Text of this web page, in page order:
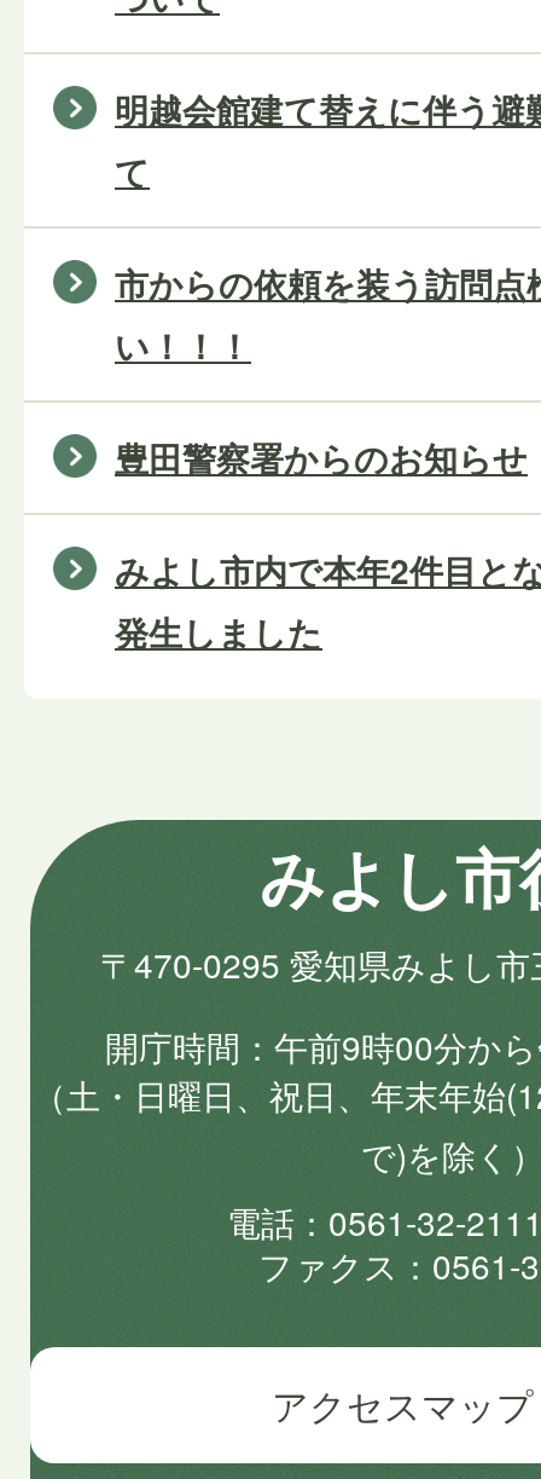
明越会館建て替えに伴う
て
市からの依頼を装う訪問
い！！！
豊田警察署からのお知らせ
みよし市内で本年2件目と
発生しました
みよし市
〒470-0295 愛知県みよし
開庁時間
午前9時00分か
（土・日曜日、祝日、年末年始
で)を除く
電話
0561-32-
ファクス
0561-
アクセスマップ